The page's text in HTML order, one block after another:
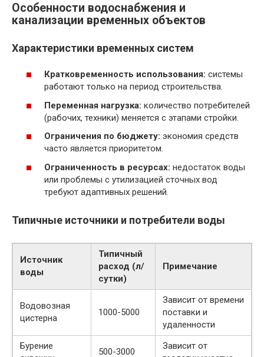
Особенности водоснабжения и
канализации временных объектов
Характеристики временных систем
Кратковременность использования: системы
работают только на период строительства.
Переменная нагрузка: количество потребителей
(рабочих, техники) меняется с этапами стройки.
Ограничения по бюджету: экономия средств
часто является приоритетом.
Ограниченность в ресурсах: недостаток воды
или проблемы с утилизацией сточных вод
требуют адаптивных решений.
Типичные источники и потребители воды
Источник
воды
Типичный
расход (л/
сутки)
Примечание
Водовозная
цистерна
1000-5000
Зависит от времени
поставки и
удаленности
Бурение
500-3000
Зависит от